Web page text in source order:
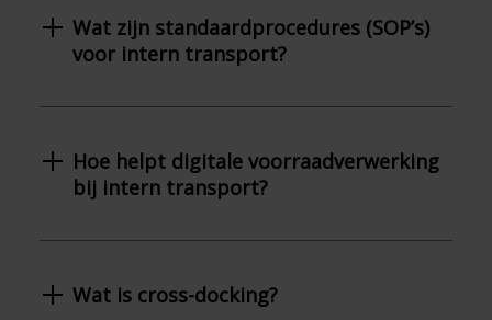
Wat zijn standaardprocedures (SOP’s)
voor intern transport?
Hoe helpt digitale voorraadverwerking
bij intern transport?
Wat is cross-docking?